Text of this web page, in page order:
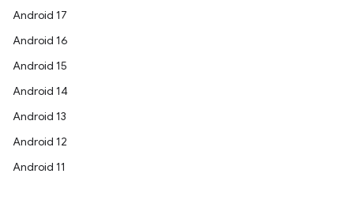
Android 17
Android 16
Android 15
Android 14
Android 13
Android 12
Android 11